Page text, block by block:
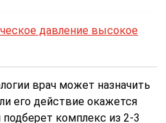
давление высокое
врач может назначить
его действие окажется
комплекс из 2-3